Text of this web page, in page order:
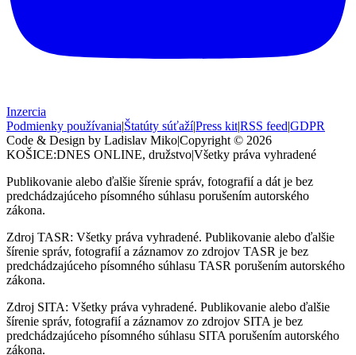
Inzercia
Podmienky používania|Štatúty súťaží|Press kit|RSS feed|GDPR
Code & Design by Ladislav Miko|Copyright © 2026
KOŠICE:DNES ONLINE, družstvo|Všetky práva vyhradené
Publikovanie alebo ďalšie šírenie správ, fotografií a dát je bez
predchádzajúceho písomného súhlasu porušením autorského
zákona.
Zdroj TASR: Všetky práva vyhradené. Publikovanie alebo ďalšie
šírenie správ, fotografií a záznamov zo zdrojov TASR je bez
predchádzajúceho písomného súhlasu TASR porušením autorského
zákona.
Zdroj SITA: Všetky práva vyhradené. Publikovanie alebo ďalšie
šírenie správ, fotografií a záznamov zo zdrojov SITA je bez
predchádzajúceho písomného súhlasu SITA porušením autorského
zákona.